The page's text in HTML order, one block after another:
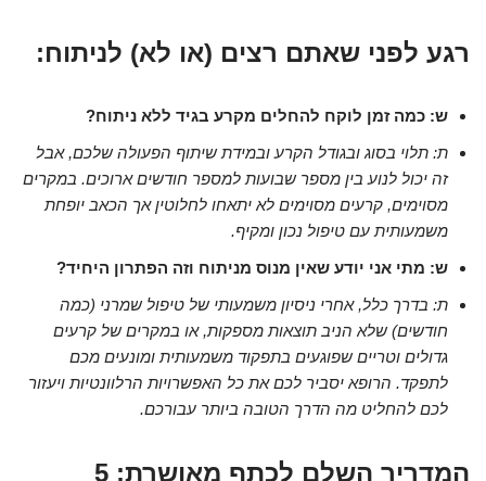
רגע לפני שאתם רצים (או לא) לניתוח:
ש: כמה זמן לוקח להחלים מקרע בגיד ללא ניתוח?
ת: תלוי בסוג ובגודל הקרע ובמידת שיתוף הפעולה שלכם, אבל
זה יכול לנוע בין מספר שבועות למספר חודשים ארוכים. במקרים
מסוימים, קרעים מסוימים לא יתאחו לחלוטין אך הכאב יופחת
משמעותית עם טיפול נכון ומקיף.
ש: מתי אני יודע שאין מנוס מניתוח וזה הפתרון היחיד?
ת: בדרך כלל, אחרי ניסיון משמעותי של טיפול שמרני (כמה
חודשים) שלא הניב תוצאות מספקות, או במקרים של קרעים
גדולים וטריים שפוגעים בתפקוד משמעותית ומונעים מכם
לתפקד. הרופא יסביר לכם את כל האפשרויות הרלוונטיות ויעזור
לכם להחליט מה הדרך הטובה ביותר עבורכם.
המדריך השלם לכתף מאושרת: 5